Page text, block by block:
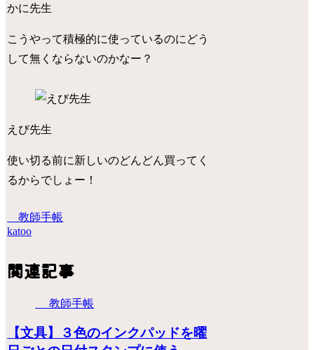
かに先生
こうやって積極的に使っているのにどう
して無くならないのかなー？
えび先生
使い切る前に新しいのどんどん買ってく
るからでしょー！
教師手帳
katoo
関連記事
教師手帳
【文具】３色のインクパッドを曜